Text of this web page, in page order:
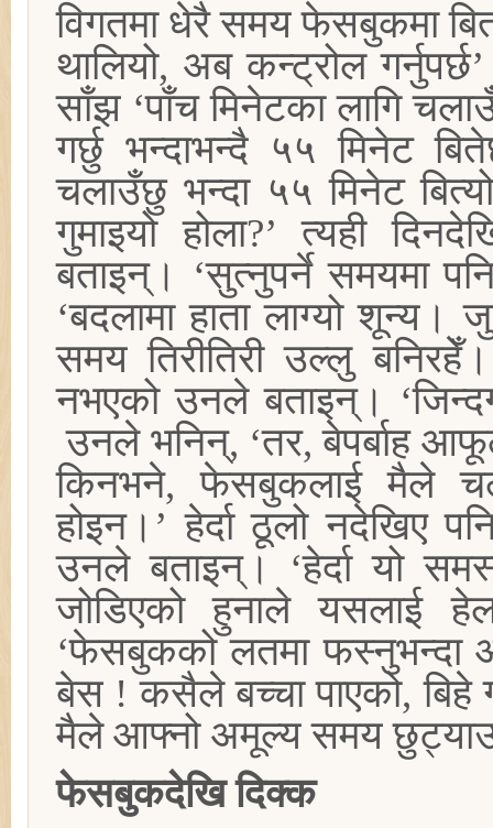
विगतमा धेरै समय फेसबुकमा
थालियो, अब कन्ट्रोल
साँझ ‘पाँच मिनेटका लागि
गर्छु भन्दाभन्दै ५५ मिनेट
चलाउँछु भन्दा ५५ मिनेट
गुमाइयो होला?’ त्यही
बताइन्। ‘सुत्नुपर्ने समयमा
‘बदलामा हाता लाग्यो
समय तिरीतिरी उल्लु
नभएको उनले बताइन्।
उनले भनिन्, ‘तर, बेपर्बाह
किनभने, फेसबुकलाई मैले
होइन।’ हेर्दा ठूलो नदेखिए
उनले बताइन्। ‘हेर्दा यो
जोडिएको हुनाले यसलाई
‘फेसबुकको लतमा फस्नुभन्दा
बेस ! कसैले बच्चा पाएको, बिहे
मैले आफ्नो अमूल्य समय
फेसबुकदेखि दिक्क